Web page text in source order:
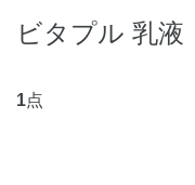
ビタプル 乳液
1点